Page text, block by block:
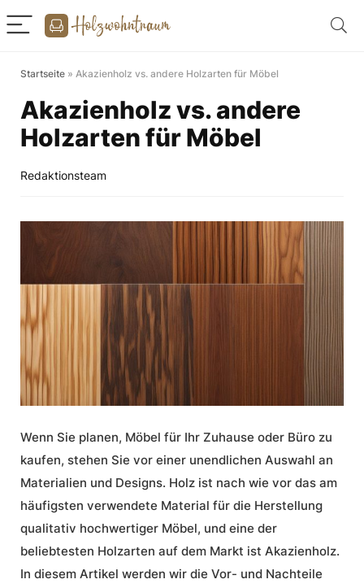
Startseite » Akazienholz vs. andere Holzarten für Möbel
Akazienholz vs. andere
Holzarten für Möbel
Redaktionsteam
Wenn Sie planen, Möbel für Ihr Zuhause oder Büro zu
kaufen, stehen Sie vor einer unendlichen Auswahl an
Materialien und Designs. Holz ist nach wie vor das am
häufigsten verwendete Material für die Herstellung
qualitativ hochwertiger Möbel, und eine der
beliebtesten Holzarten auf dem Markt ist Akazienholz.
In diesem Artikel werden wir die Vor- und Nachteile